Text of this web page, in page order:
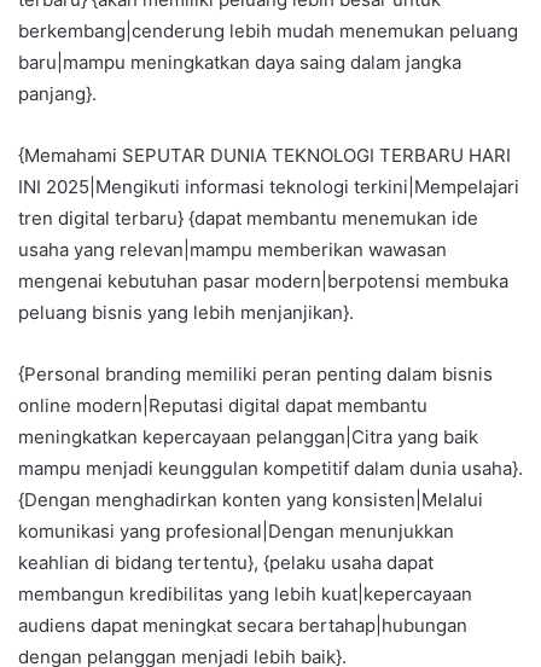
berkembang|cenderung lebih mudah menemukan peluang
baru|mampu meningkatkan daya saing dalam jangka
panjang}.
{Memahami SEPUTAR DUNIA TEKNOLOGI TERBARU HARI
INI 2025|Mengikuti informasi teknologi terkini|Mempelajari
tren digital terbaru} {dapat membantu menemukan ide
usaha yang relevan|mampu memberikan wawasan
mengenai kebutuhan pasar modern|berpotensi membuka
peluang bisnis yang lebih menjanjikan}.
{Personal branding memiliki peran penting dalam bisnis
online modern|Reputasi digital dapat membantu
meningkatkan kepercayaan pelanggan|Citra yang baik
mampu menjadi keunggulan kompetitif dalam dunia usaha}.
{Dengan menghadirkan konten yang konsisten|Melalui
komunikasi yang profesional|Dengan menunjukkan
keahlian di bidang tertentu}, {pelaku usaha dapat
membangun kredibilitas yang lebih kuat|kepercayaan
audiens dapat meningkat secara bertahap|hubungan
dengan pelanggan menjadi lebih baik}.